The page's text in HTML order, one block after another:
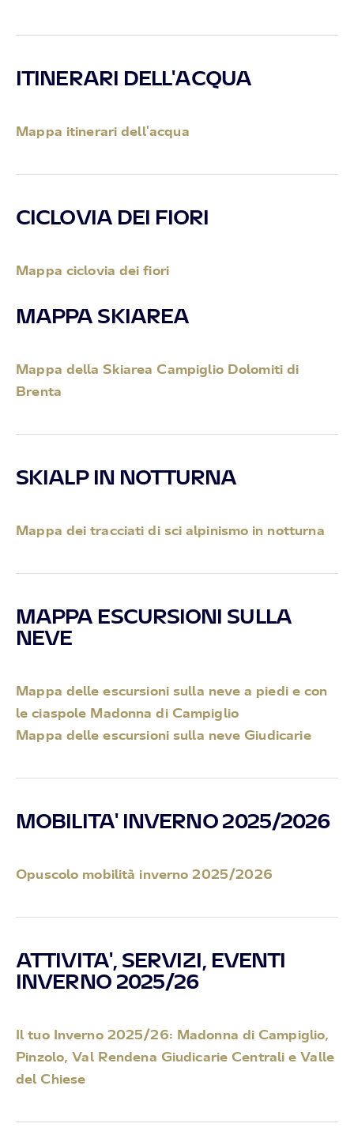
ITINERARI DELL'ACQUA
Mappa itinerari dell'acqua
CICLOVIA DEI FIORI
Mappa ciclovia dei fiori
MAPPA SKIAREA
Mappa della Skiarea Campiglio Dolomiti di
Brenta
SKIALP IN NOTTURNA
Mappa dei tracciati di sci alpinismo in notturna
MAPPA ESCURSIONI SULLA
NEVE
Mappa delle escursioni sulla neve a piedi e con
le ciaspole Madonna di Campiglio
Mappa delle escursioni sulla neve Giudicarie
MOBILITA' INVERNO 2025/2026
Opuscolo mobilità inverno 2025/2026
ATTIVITA', SERVIZI, EVENTI
INVERNO 2025/26
Il tuo Inverno 2025/26: Madonna di Campiglio,
Pinzolo, Val Rendena Giudicarie Centrali e Valle
del Chiese